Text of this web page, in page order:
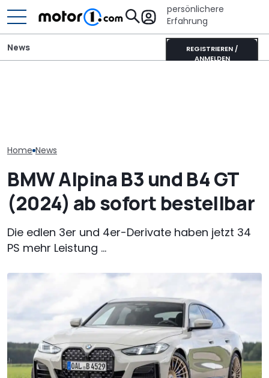
persönlichere
Erfahrung
REGISTRIEREN /
ANMELDEN
News
Home News
BMW Alpina B3 und B4 GT
(2024) ab sofort bestellbar
Die edlen 3er und 4er-Derivate haben jetzt 34
PS mehr Leistung ...